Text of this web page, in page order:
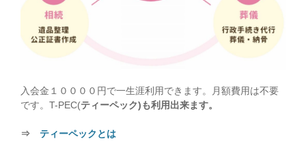
入会金１００００円で一生涯利用できます。月額費用は不要
です。T-PEC(ティーペック)も利用出来ます。
⇒ ティーペックとは